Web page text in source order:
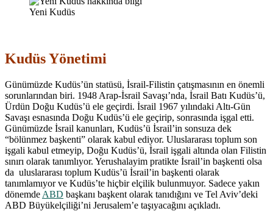
Yeni Kudüs
Kudüs Yönetimi
Günümüzde Kudüs’ün statüsü, İsrail-Filistin çatışmasının en önemli
sorunlarından biri. 1948 Arap-İsrail Savaşı’nda, İsrail Batı Kudüs’ü,
Ürdün Doğu Kudüs’ü ele geçirdi. İsrail 1967 yılındaki Altı-Gün
Savaşı esnasında Doğu Kudüs’ü ele geçirip, sonrasında işgal etti.
Günümüzde İsrail kanunları, Kudüs’ü İsrail’in sonsuza dek
“bölünmez başkenti” olarak kabul ediyor. Uluslararası toplum son
işgali kabul etmeyip, Doğu Kudüs’ü, İsrail işgali altında olan Filistin
sınırı olarak tanımlıyor. Yerushalayim pratikte İsrail’in başkenti olsa
da uluslararası toplum Kudüs’ü İsrail’in başkenti olarak
tanımlamıyor ve Kudüs’te hiçbir elçilik bulunmuyor. Sadece yakın
dönemde ABD başkanı başkent olarak tanıdığını ve Tel Aviv’deki
ABD Büyükelçiliği’ni Jerusalem’e taşıyacağını açıkladı.